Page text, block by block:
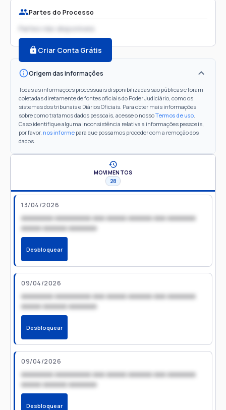
Partes do Processo
Partes não disponíveis
Criar Conta Grátis
Origem das informações
Todas as informações processuais disponibilizadas são públicas e foram
coletadas diretamente de fontes oficiais do Poder Judiciário, como os
sistemas dos tribunais e Diários Oficiais. Para obter mais informações
sobre como tratamos dados pessoais, acesse o nossoTermos de uso.
Caso identifique alguma inconsistência relativa a informações pessoais,
por favor, nos informe para que possamos proceder com a remoção dos
dados.
MOVIMENTOS
28
13/04/2026
xxxxxxxx xxxxxxxxx xxx xxxxx xxxxxx xxx xxxxxxx
xxxxx xxxxxx xxxxxxx
Desbloquear
09/04/2026
xxxxxxxx xxxxxxxxx xxx xxxxx xxxxxx xxx xxxxxxx
xxxxx xxxxxx xxxxxxx
Desbloquear
09/04/2026
xxxxxxxx xxxxxxxxx xxx xxxxx xxxxxx xxx xxxxxxx
xxxxx xxxxxx xxxxxxx
Desbloquear